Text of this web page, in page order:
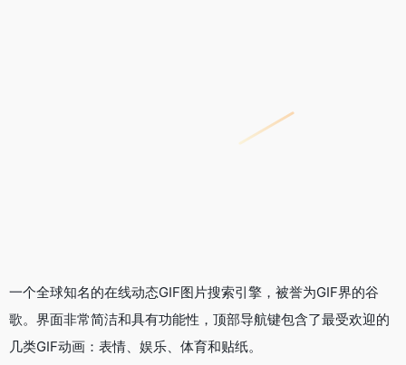
一个全球知名的在线动态GIF图片搜索引擎，被誉为GIF界的谷
歌。界面非常简洁和具有功能性，顶部导航键包含了最受欢迎的
几类GIF动画：表情、娱乐、体育和贴纸。